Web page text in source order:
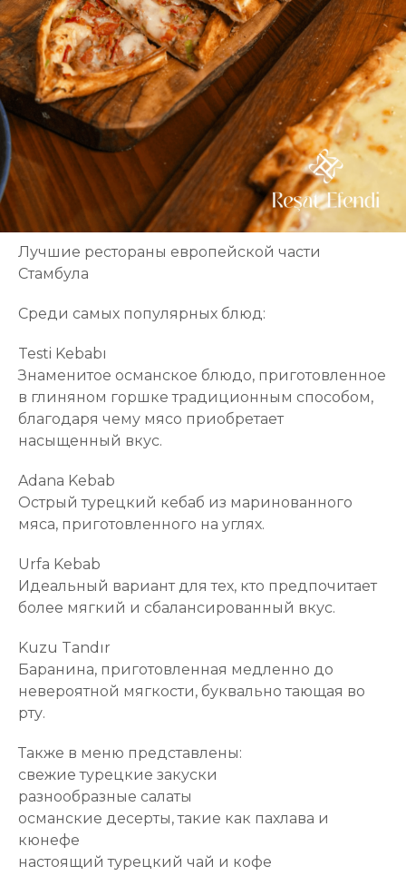
Лучшие рестораны европейской части
Стамбула
Среди самых популярных блюд:
Testi Kebabı
Знаменитое османское блюдо, приготовленное
в глиняном горшке традиционным способом,
благодаря чему мясо приобретает
насыщенный вкус.
Adana Kebab
Острый турецкий кебаб из маринованного
мяса, приготовленного на углях.
Urfa Kebab
Идеальный вариант для тех, кто предпочитает
более мягкий и сбалансированный вкус.
Kuzu Tandır
Баранина, приготовленная медленно до
невероятной мягкости, буквально тающая во
рту.
Также в меню представлены:
свежие турецкие закуски
разнообразные салаты
османские десерты, такие как пахлава и
кюнефе
настоящий турецкий чай и кофе